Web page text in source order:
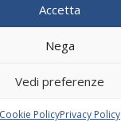
Accetta
Nega
Vedi preferenze
Cookie PolicyPrivacy Policy